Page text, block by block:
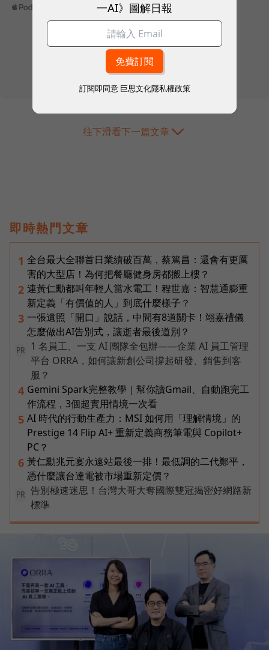
往下滑看下一篇文章
即時熱門文章
1 全台最大全聯首日業績破百萬，蔡篤昌：還會有更厲
害的大型店！為何把餐廳健身房都搬上樓？
2 連黃仁勳都叫年輕人當水電工！程世嘉：智慧通膨重
新定義「有價值的人」到底什麼樣子？
3 一張遺照「開口」說話，中間有8道關卡！翊嘉禮儀
怎麼做出AI告別式，讓逝者最後道別？
PR
1 名員工、一支 AI 團隊全包辦——企業 AI 員工管理
平台 ORRA，如何讓新創公司撐起研發、銷售到客
服？
4 Gemini Spark完整教學｜幫你讀Gmail、自動跑完工
作流程，3個超實用情境一次看
5 AI 時代的行動生產力：MSI 如何用「理解情境」的
Prestige 14 Flip AI+ 重新定義商務筆電與 Copilot+
PC？
6 黃仁勳兆元宴永遠站最後一排！最低調的二代鄭平，
憑什麼讓台達電被市場重新定價？
PR
告別極速迷思！台灣大哥大奪國際雙冠揭密好網路新
標準
一AI》圖解日報
訂閱即同意 巨思文化隱私權政策